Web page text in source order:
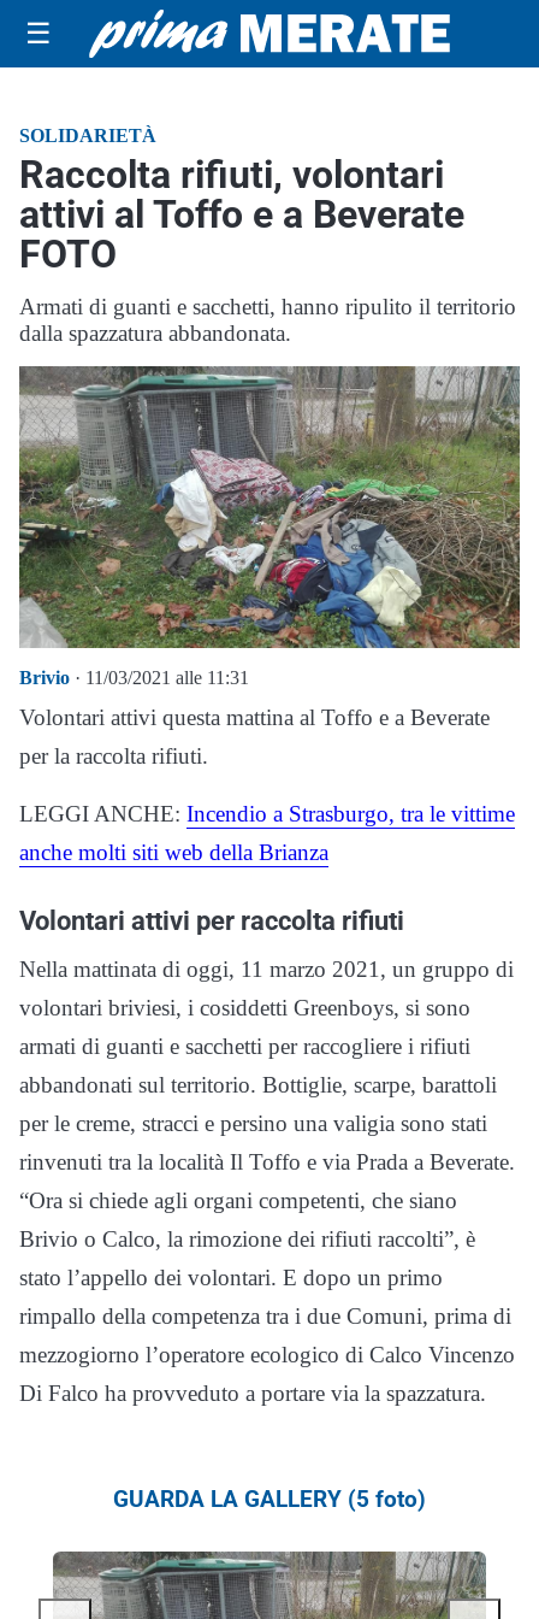
☰
SOLIDARIETÀ
Raccolta rifiuti, volontari
attivi al Toffo e a Beverate
FOTO
Armati di guanti e sacchetti, hanno ripulito il territorio
dalla spazzatura abbandonata.
Brivio · 11/03/2021 alle 11:31
Volontari attivi questa mattina al Toffo e a Beverate
per la raccolta rifiuti.
LEGGI ANCHE: Incendio a Strasburgo, tra le vittime
anche molti siti web della Brianza
Volontari attivi per raccolta rifiuti
Nella mattinata di oggi, 11 marzo 2021, un gruppo di
volontari briviesi, i cosiddetti Greenboys, si sono
armati di guanti e sacchetti per raccogliere i rifiuti
abbandonati sul territorio. Bottiglie, scarpe, barattoli
per le creme, stracci e persino una valigia sono stati
rinvenuti tra la località Il Toffo e via Prada a Beverate.
“Ora si chiede agli organi competenti, che siano
Brivio o Calco, la rimozione dei rifiuti raccolti”, è
stato l’appello dei volontari. E dopo un primo
rimpallo della competenza tra i due Comuni, prima di
mezzogiorno l’operatore ecologico di Calco Vincenzo
Di Falco ha provveduto a portare via la spazzatura.
GUARDA LA GALLERY (5 foto)